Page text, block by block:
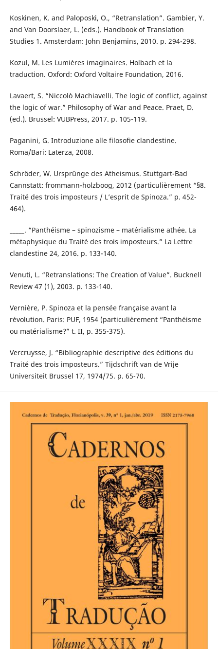
Koskinen, K. and Paloposki, O., “Retranslation”. Gambier, Y.
and Van Doorslaer, L. (eds.). Handbook of Translation
Studies 1. Amsterdam: John Benjamins, 2010. p. 294-298.
Kozul, M. Les Lumières imaginaires. Holbach et la
traduction. Oxford: Oxford Voltaire Foundation, 2016.
Lavaert, S. “Niccolò Machiavelli. The logic of conflict, against
the logic of war.” Philosophy of War and Peace. Praet, D.
(ed.). Brussel: VUBPress, 2017. p. 105-119.
Paganini, G. Introduzione alle filosofie clandestine.
Roma/Bari: Laterza, 2008.
Schröder, W. Ursprünge des Atheismus. Stuttgart-Bad
Cannstatt: frommann-holzboog, 2012 (particulièrement “§8.
Traité des trois imposteurs / L’esprit de Spinoza.” p. 452-
464).
_____. “Panthéisme – spinozisme – matérialisme athée. La
métaphysique du Traité des trois imposteurs.” La Lettre
clandestine 24, 2016. p. 133-140.
Venuti, L. “Retranslations: The Creation of Value”. Bucknell
Review 47 (1), 2003. p. 133-140.
Vernière, P. Spinoza et la pensée française avant la
révolution. Paris: PUF, 1954 (particulièrement “Panthéisme
ou matérialisme?” t. II, p. 355-375).
Vercruysse, J. “Bibliographie descriptive des éditions du
Traité des trois imposteurs.” Tijdschrift van de Vrije
Universiteit Brussel 17, 1974/75. p. 65-70.